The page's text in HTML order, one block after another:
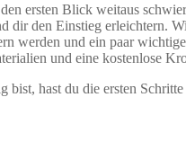
ersten Blick weitaus
dir den Einstieg erleichtern.
werden und ein paar
und eine kostenlose
hast du die ersten